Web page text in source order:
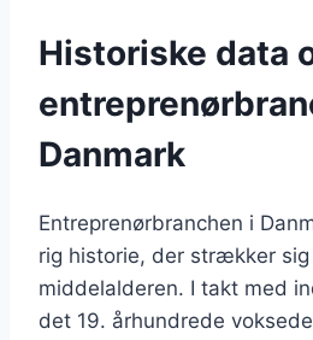
Historiske data
Danmark
Entreprenørbranchen i
rig historie, der strækker
middelalderen. I takt med
det 19. århundrede